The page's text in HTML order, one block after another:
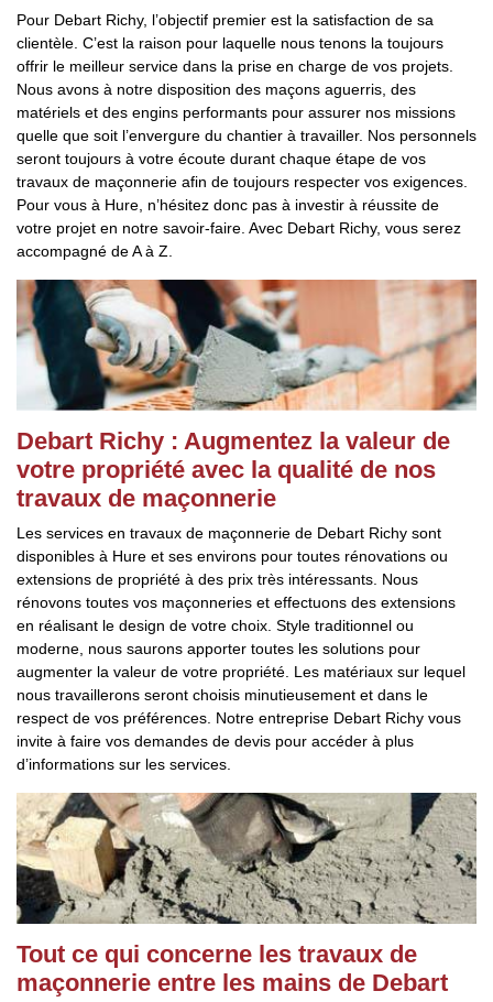
Pour Debart Richy, l’objectif premier est la satisfaction de sa
clientèle. C’est la raison pour laquelle nous tenons la toujours
offrir le meilleur service dans la prise en charge de vos projets.
Nous avons à notre disposition des maçons aguerris, des
matériels et des engins performants pour assurer nos missions
quelle que soit l’envergure du chantier à travailler. Nos personnels
seront toujours à votre écoute durant chaque étape de vos
travaux de maçonnerie afin de toujours respecter vos exigences.
Pour vous à Hure, n’hésitez donc pas à investir à réussite de
votre projet en notre savoir-faire. Avec Debart Richy, vous serez
accompagné de A à Z.
Debart Richy : Augmentez la valeur de
votre propriété avec la qualité de nos
travaux de maçonnerie
Les services en travaux de maçonnerie de Debart Richy sont
disponibles à Hure et ses environs pour toutes rénovations ou
extensions de propriété à des prix très intéressants. Nous
rénovons toutes vos maçonneries et effectuons des extensions
en réalisant le design de votre choix. Style traditionnel ou
moderne, nous saurons apporter toutes les solutions pour
augmenter la valeur de votre propriété. Les matériaux sur lequel
nous travaillerons seront choisis minutieusement et dans le
respect de vos préférences. Notre entreprise Debart Richy vous
invite à faire vos demandes de devis pour accéder à plus
d’informations sur les services.
Tout ce qui concerne les travaux de
maçonnerie entre les mains de Debart